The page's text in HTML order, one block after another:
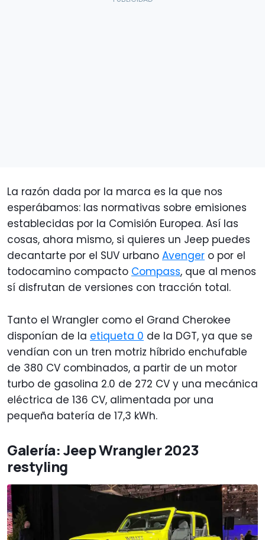
La razón dada por la marca es la que nos
esperábamos: las normativas sobre emisiones
establecidas por la Comisión Europea. Así las
cosas, ahora mismo, si quieres un Jeep puedes
decantarte por el SUV urbano Avenger o por el
todocamino compacto Compass, que al menos
sí disfrutan de versiones con tracción total.
Tanto el Wrangler como el Grand Cherokee
disponían de la etiqueta 0 de la DGT, ya que se
vendían con un tren motriz híbrido enchufable
de 380 CV combinados, a partir de un motor
turbo de gasolina 2.0 de 272 CV y una mecánica
eléctrica de 136 CV, alimentada por una
pequeña batería de 17,3 kWh.
Galería: Jeep Wrangler 2023
restyling